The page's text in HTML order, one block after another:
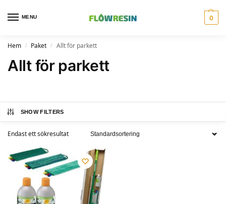
MENU 0
Hem / Paket / Allt för parkett
Allt för parkett
SHOW FILTERS
Endast ett sökresultat